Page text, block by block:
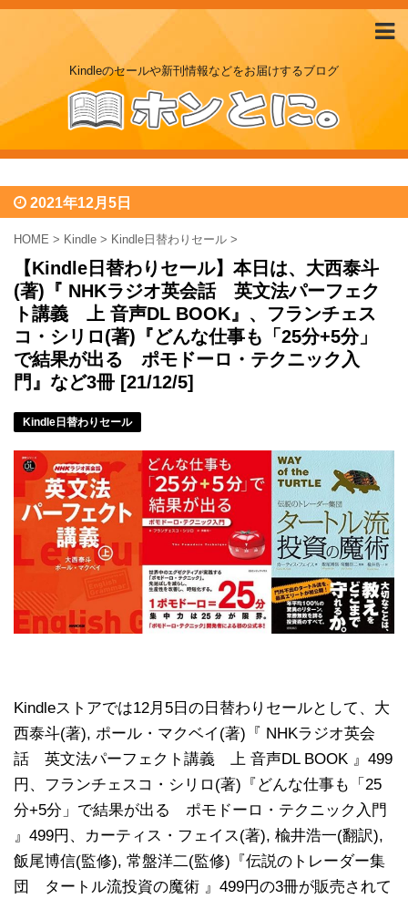
Kindleのセールや新刊情報などをお届けするブログ
2021年12月5日
HOME > Kindle > Kindle日替わりセール >
【Kindle日替わりセール】本日は、大西泰斗
(著)『 NHKラジオ英会話 英文法パーフェク
ト講義 上 音声DL BOOK』、フランチェス
コ・シリロ(著)『どんな仕事も「25分+5分」
で結果が出る ポモドーロ・テクニック入
門』など3冊 [21/12/5]
Kindle日替わりセール
Kindleストアでは12月5日の日替わりセールとして、大
西泰斗(著), ポール・マクベイ(著)『 NHKラジオ英会
話 英文法パーフェクト講義 上 音声DL BOOK 』499
円、フランチェスコ・シリロ(著)『どんな仕事も「25
分+5分」で結果が出る ポモドーロ・テクニック入門
』499円、カーティス・フェイス(著), 楡井浩一(翻訳),
飯尾博信(監修), 常盤洋二(監修)『伝説のトレーダー集
団 タートル流投資の魔術 』499円の3冊が販売されて